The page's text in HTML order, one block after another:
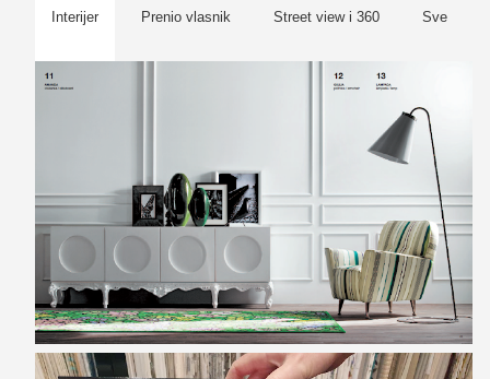
Interijer Prenio vlasnik Street view i 360 Sve